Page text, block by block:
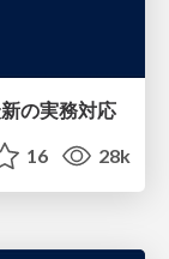
の実務対応
16 28k